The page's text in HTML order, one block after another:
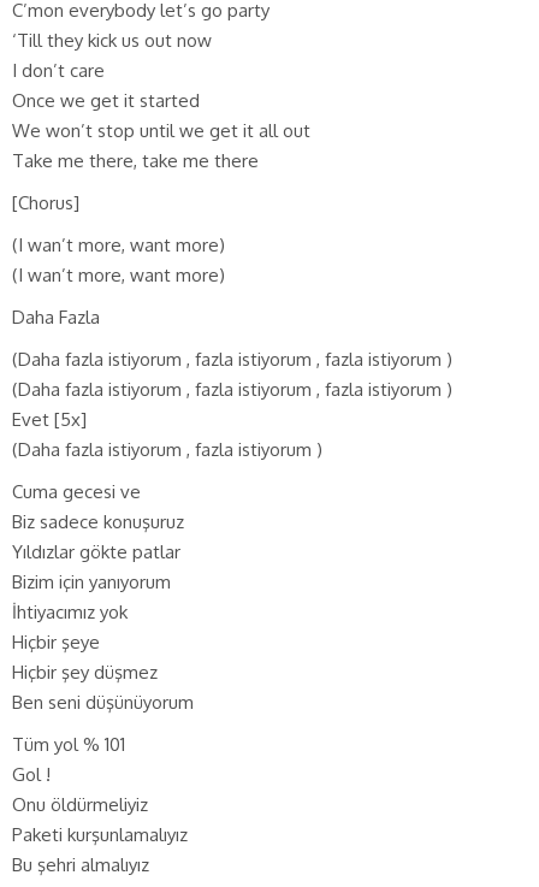
C’mon everybody let’s go party
‘Till they kick us out now
I don’t care
Once we get it started
We won’t stop until we get it all out
Take me there, take me there
[Chorus]
(I wan’t more, want more)
(I wan’t more, want more)
Daha Fazla
(Daha fazla istiyorum , fazla istiyorum , fazla istiyorum )
(Daha fazla istiyorum , fazla istiyorum , fazla istiyorum )
Evet [5x]
(Daha fazla istiyorum , fazla istiyorum )
Cuma gecesi ve
Biz sadece konuşuruz
Yıldızlar gökte patlar
Bizim için yanıyorum
İhtiyacımız yok
Hiçbir şeye
Hiçbir şey düşmez
Ben seni düşünüyorum
Tüm yol % 101
Gol !
Onu öldürmeliyiz
Paketi kurşunlamalıyız
Bu şehri almalıyız